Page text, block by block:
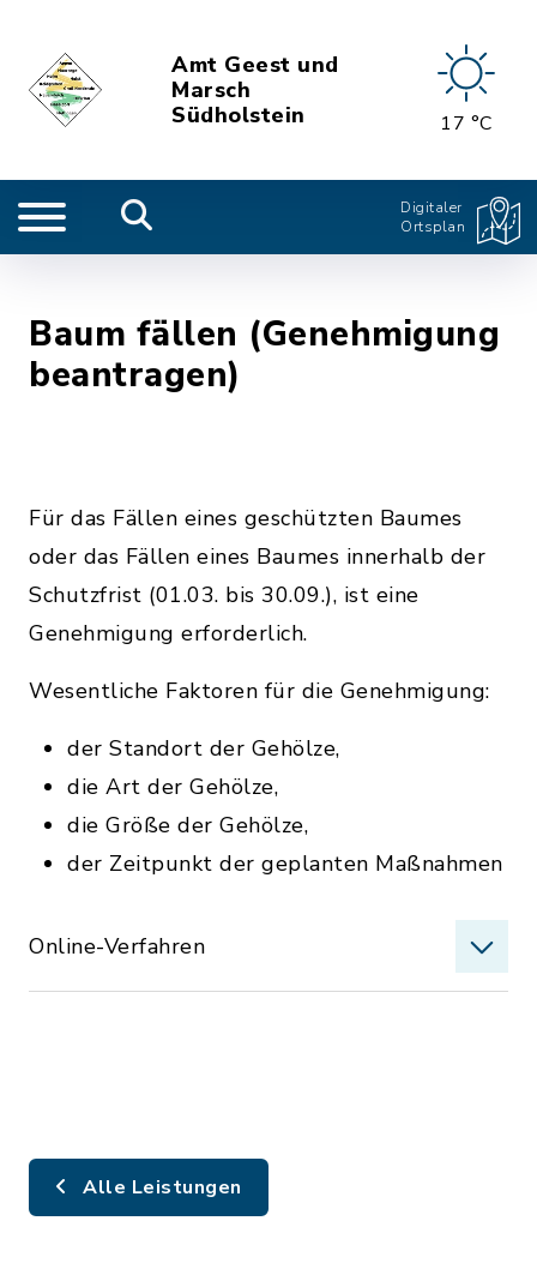
Amt Geest und
Marsch
Südholstein
17 °C
Digitaler
Ortsplan
Baum fällen (Genehmigung
beantragen)
Für das Fällen eines geschützten Baumes
oder das Fällen eines Baumes innerhalb der
Schutzfrist (01.03. bis 30.09.), ist eine
Genehmigung erforderlich.
Wesentliche Faktoren für die Genehmigung:
der Standort der Gehölze,
die Art der Gehölze,
die Größe der Gehölze,
der Zeitpunkt der geplanten Maßnahmen
Online-Verfahren
Alle Leistungen